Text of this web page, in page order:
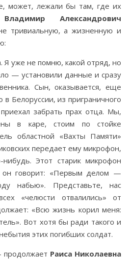
может, лежали бы там, где их
Владимир Александрович
тривиальную, а жизненную и
уже не помню, какой отряд, но
— установили данные и сразу
Сын, оказывается, еще
Белоруссии, из приграничного
забрать прах отца. Мы,
в каре, стоим по стойке
областной «Вахты Памяти»
передает ему микрофон,
Этот старик микрофон
он говорит: «Первым делом —
набью». Представьте, нас
«челюсти отвалились» от
«Всю жизнь корил меня:
Вот хотя бы ради такого и
этих погибших солдат.
Раиса Николаевна